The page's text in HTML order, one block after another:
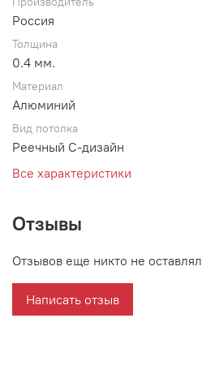
Россия
Толщина
0.4 мм.
Материал
Алюминий
Вид потолка
Реечный С-дизайн
Все характеристики
Отзывы
Отзывов еще никто не оставлял
Написать отзыв